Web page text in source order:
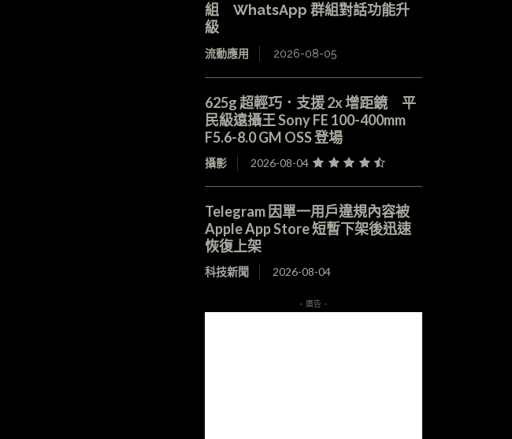
組 WhatsApp 群組對話功能升
級
流動應用 2026-08-05
625g 超輕巧．支援 2x 增距鏡 平
民級遠攝王 Sony FE 100-400mm
F5.6-8.0 GM OSS 登場
攝影 2026-08-04
Telegram 因單一用戶違規內容被
Apple App Store 短暫下架後迅速
恢復上架
科技新聞 2026-08-04
- 廣告 -